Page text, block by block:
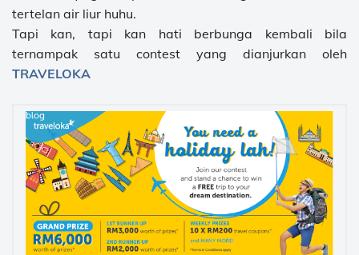
tertelan air liur huhu.
Tapi kan, tapi kan hati berbunga kembali bila
ternampak satu contest yang dianjurkan oleh
TRAVELOKA